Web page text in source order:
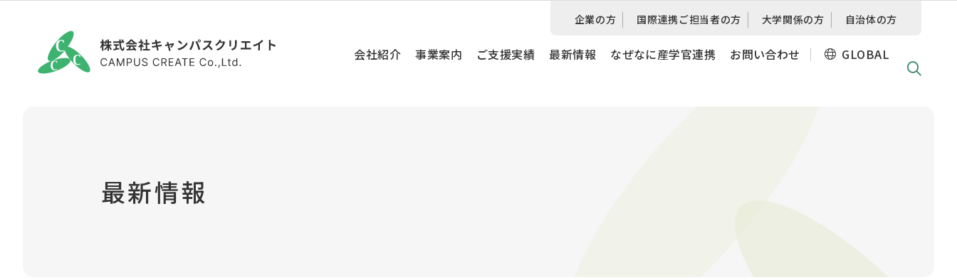
会社紹介 事業案内 ご支援実績 最新情報 なぜなに産学官連携 お問い合わせ GLOBAL
企業の方 国際連携ご担当者の方 大学関係の方 自治体の方
最新情報